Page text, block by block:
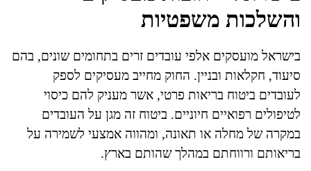
והשלכות משפטיות
בישראל מועסקים אלפי עובדים זרים בתחומים שונים, בהם
סיעוד, חקלאות ובניין. החוק מחייב מעסיקים לספק
לעובדים ביטוח בריאות פרטי, אשר מעניק להם כיסוי
לטיפולים רפואיים חיוניים. ביטוח זה מגן על העובדים
במקרה של מחלה או תאונה, ומהווה אמצעי לשמירה על
בריאותם ורווחתם במהלך שהותם בארץ.